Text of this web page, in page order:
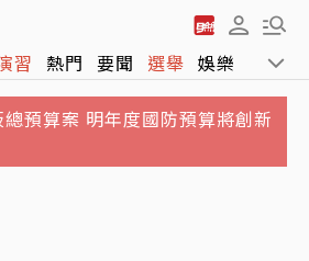
習 熱門 要聞 選舉 娛樂 運動
預算案 明年度國防預算將創新